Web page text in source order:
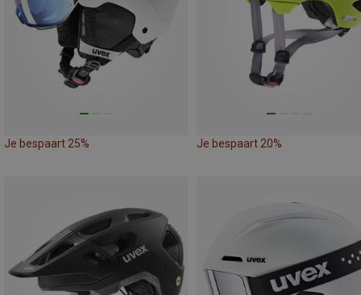
Je bespaart 25% Je bespaart 20%